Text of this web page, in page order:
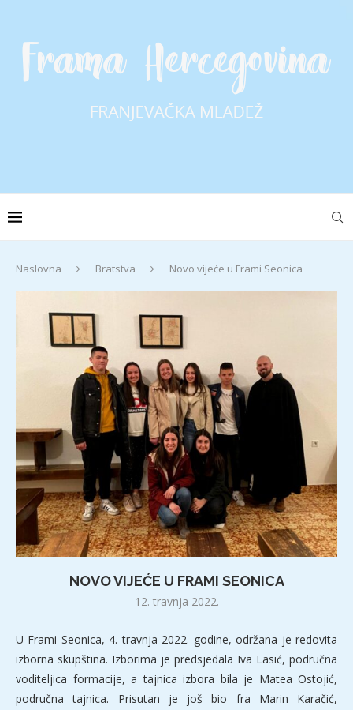
Naslovna Bratstva Novo vijeće u Frami Seonica
NOVO VIJEĆE U FRAMI SEONICA
12. travnja 2022.
U Frami Seonica, 4. travnja 2022. godine, održana je redovita
izborna skupština. Izborima je predsjedala Iva Lasić, područna
voditeljica formacije, a tajnica izbora bila je Matea Ostojić,
područna tajnica. Prisutan je još bio fra Marin Karačić,